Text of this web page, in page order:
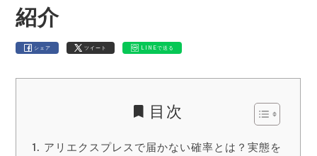
紹介
シェア ツイート LINEで送る
目次
アリエクスプレスで届かない確率とは？実態を